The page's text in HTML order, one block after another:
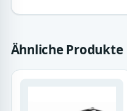
Ähnliche Produkte